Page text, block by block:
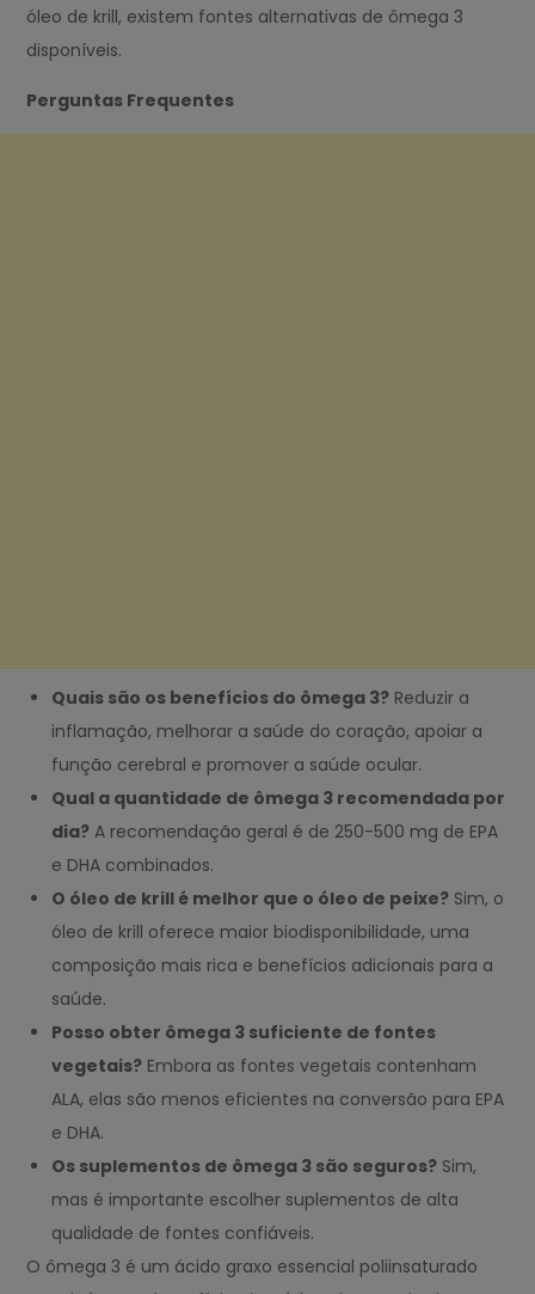
óleo de krill, existem fontes alternativas de ômega 3
disponíveis.
Perguntas Frequentes
Quais são os benefícios do ômega 3? Reduzir a
inflamação, melhorar a saúde do coração, apoiar a
função cerebral e promover a saúde ocular.
Qual a quantidade de ômega 3 recomendada por
dia? A recomendação geral é de 250-500 mg de EPA
e DHA combinados.
O óleo de krill é melhor que o óleo de peixe? Sim, o
óleo de krill oferece maior biodisponibilidade, uma
composição mais rica e benefícios adicionais para a
saúde.
Posso obter ômega 3 suficiente de fontes
vegetais? Embora as fontes vegetais contenham
ALA, elas são menos eficientes na conversão para EPA
e DHA.
Os suplementos de ômega 3 são seguros? Sim,
mas é importante escolher suplementos de alta
qualidade de fontes confiáveis.
O ômega 3 é um ácido graxo essencial poliinsaturado